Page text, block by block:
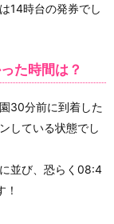
14時台の発券でし
た時間は？
30分前に到着した
している状態でし
並び、恐らく08:4